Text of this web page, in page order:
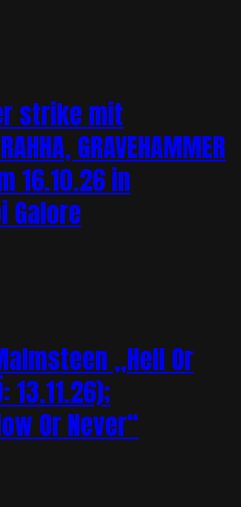
strike mit
GRAVEHAMMER
16.10.26 in
Galore
„Hell Or
13.11.26);
Or Never“